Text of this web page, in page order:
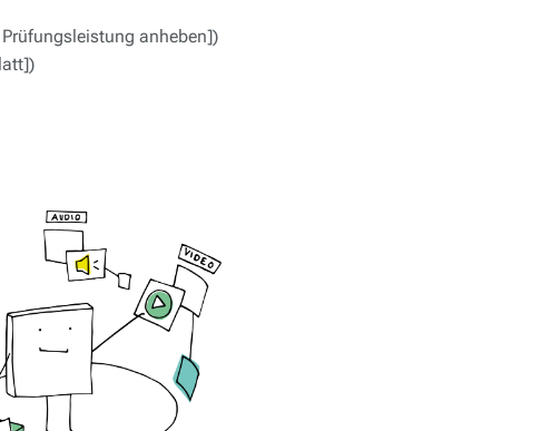
anheben])